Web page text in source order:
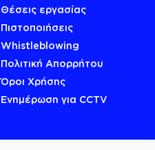
Θέσεις εργασίας
Πιστοποιήσεις
Whistleblowing
Πολιτική Απορρήτου
Όροι Χρήσης
Ενημέρωση για CCTV